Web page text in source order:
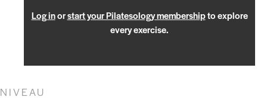
Log inorstart your Pilatesology membershipto explore
every exercise.
NIVEAU